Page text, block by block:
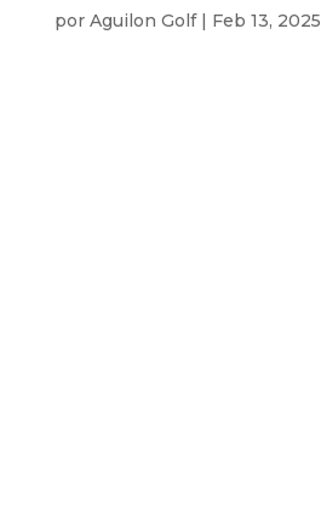
por Aguilon Golf| Feb 13, 2025